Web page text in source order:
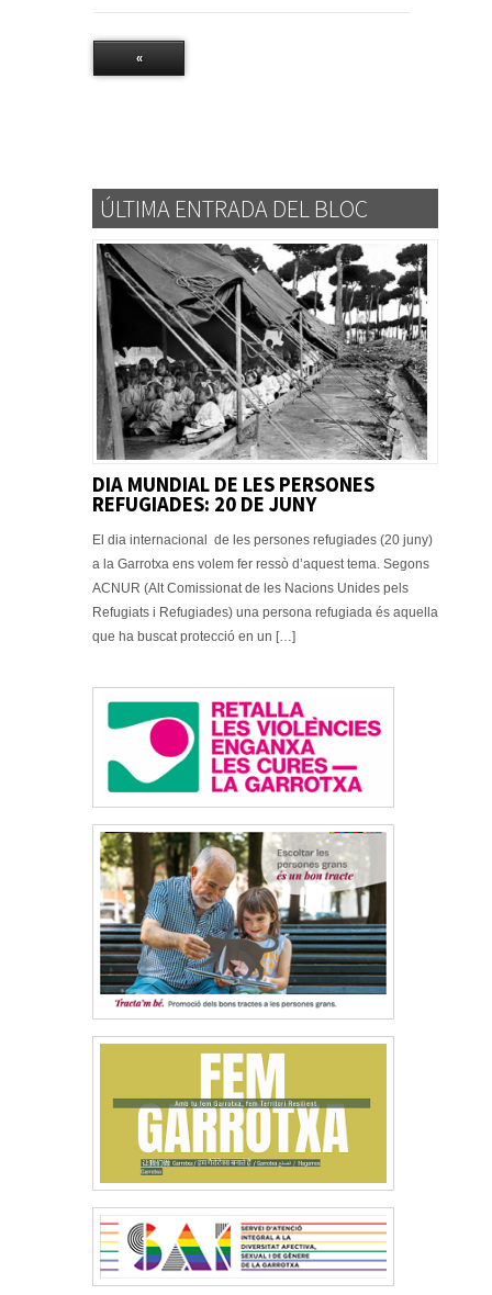
«
ÚLTIMA ENTRADA DEL BLOC
DIA MUNDIAL DE LES PERSONES
REFUGIADES: 20 DE JUNY
El dia internacional de les persones refugiades (20 juny)
a la Garrotxa ens volem fer ressò d’aquest tema. Segons
ACNUR (Alt Comissionat de les Nacions Unides pels
Refugiats i Refugiades) una persona refugiada és aquella
que ha buscat protecció en un […]